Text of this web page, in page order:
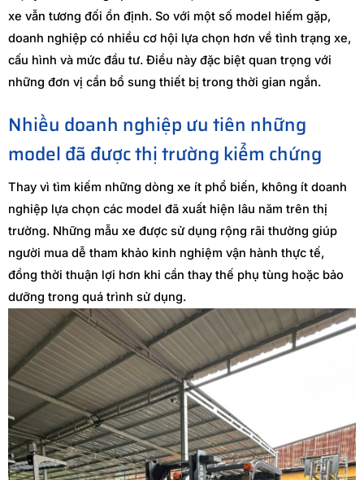
xe vẫn tương đối ổn định. So với một số model hiếm gặp,
doanh nghiệp có nhiều cơ hội lựa chọn hơn về tình trạng xe,
cấu hình và mức đầu tư. Điều này đặc biệt quan trọng với
những đơn vị cần bổ sung thiết bị trong thời gian ngắn.
Nhiều doanh nghiệp ưu tiên những
model đã được thị trường kiểm chứng
Thay vì tìm kiếm những dòng xe ít phổ biến, không ít doanh
nghiệp lựa chọn các model đã xuất hiện lâu năm trên thị
trường. Những mẫu xe được sử dụng rộng rãi thường giúp
người mua dễ tham khảo kinh nghiệm vận hành thực tế,
đồng thời thuận lợi hơn khi cần thay thế phụ tùng hoặc bảo
dưỡng trong quá trình sử dụng.